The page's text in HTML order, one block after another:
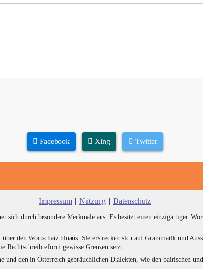
Facebook Xing Twitter
Impressum | Nutzung | Datenschutz
sich durch besondere Merkmale aus. Es besitzt einen einzigartigen
den Wortschatz hinaus. Sie erstrecken sich auf Grammatik und
Rechtschreibreform gewisse Grenzen setzt.
und den in Österreich gebräuchlichen Dialekten, wie den bairischen